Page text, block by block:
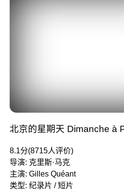
北京的星期天 Dimanche à
8.1分(8715人评价)
导演: 克里斯·马克
主演: Gilles Quéant
类型: 纪录片 / 短片